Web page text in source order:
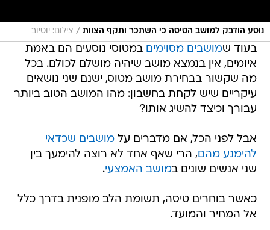
נוסע הודבק למושב הטיסה כי השתכר ותקף הצוות / צילום: יוטיוב
בעוד שמושבים מסוימים במטוסי נוסעים הם באמת
איומים, אין בנמצא מושב שיהיה מושלם לכולם. בכל
מה שקשור בבחירת מושב מטוס, ישנם שני נושאים
עיקריים שיש לקחת בחשבון: מהו המושב הטוב ביותר
עבורך וכיצד להשיג אותו?
אבל לפני הכל, אם מדברים עלמושבים שכדאי
להימנע מהם, הרי שאף אחד לא רוצה להימעך בין
שני אנשים שונים במושב האמצעי.
כאשר בוחרים טיסה, תשומת הלב מופנית בדרך כלל
אל המחיר והמועד.